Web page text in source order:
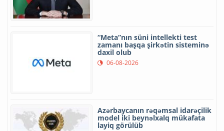
“Meta”nın süni intellekti test
zamanı başqa şirkətin sisteminə
daxil olub
06-08-2026
Azərbaycanın rəqəmsal idarəçilik
model iki beynəlxalq mükafata
layiq görülüb